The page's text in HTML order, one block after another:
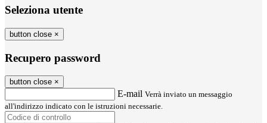
Seleziona utente
button close ×
Recupero password
button close ×
E-mail Verrà inviato un messaggio
all'indirizzo indicato con le istruzioni necessarie.